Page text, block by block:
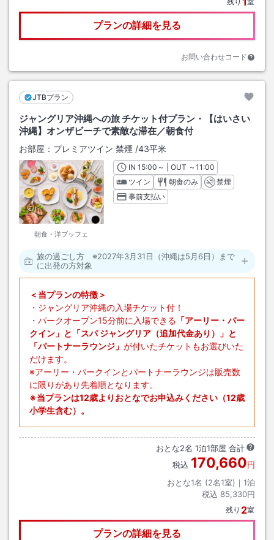
プランの詳細を見る
お問い合わせコード
JTBプラン
ジャングリア沖縄への旅 チケット付プラン・【はいさい
沖縄】オンザビーチで素敵な滞在／朝食付
お部屋： プレミアツイン 禁煙 /43平米
朝食・洋ブッフェ
INチェックイン
15:00 ～ | OUT チェックアウト
～11:00
ツイン
朝食のみ
禁煙
事前支払い
旅の過ごし方 ※2027年3月31日（沖縄は5月6日）まで
に出発の方対象
＜当プランの特徴＞
・ジャングリア沖縄の入場チケット付！
・パークオープン15分前に入場できる 「アーリー・パー
クイン」と「スパ ジャングリア（追加代金あり）」と
「パートナーラウンジ」 が付いたチケットもお選びいた
だけます。
※アーリー・パークインとパートナーラウンジは販売数
に限りがあり先着順となります。
※当プランは12歳よりおとなでお申込みください（12歳
小学生含む）。
おとな2名 1泊1部屋 合計
税込 170,660円
おとな1名 (2名1室)｜ 1泊
税込 85,330円
残り 2室
プランの詳細を見る